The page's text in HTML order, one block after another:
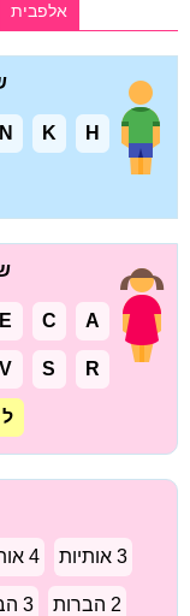
אלפבית
H
K
N
A
C
E
R
S
V
ל
3 אותיות 4 אותיות
2 הברות 3 הברות